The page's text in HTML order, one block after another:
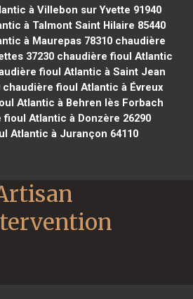
à Villebon sur Yvette 91940
à Talmont Saint Hilaire 85440
à Maurepas 78310 chaudière
37230chaudière fioul Atlantic
fioul Atlantic à Saint Jean
chaudière fioul Atlantic à Évreux
Atlantic à Behren lès Forbach
fioul Atlantic à Donzère 26290
Atlantic à Jurançon 64110